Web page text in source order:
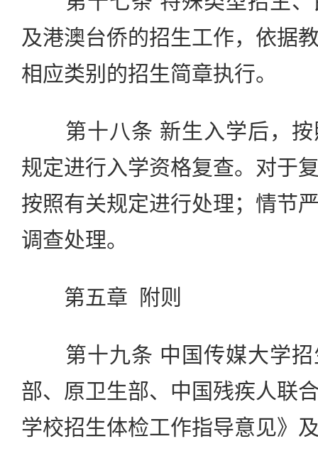
及港澳台侨的招生工作，依据
相应类别的招生简章执行。
第十八条 新生入学后，按
规定进行入学资格复查。对于
按照有关规定进行处理；情节
调查处理。
第五章 附则
第十九条 中国传媒大学招
部、原卫生部、中国残疾人联
学校招生体检工作指导意见》